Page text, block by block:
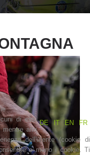
DE
IT EN FR
di essi
mentre altri
dell'utente (cookie di
o meno i cookie. Ti